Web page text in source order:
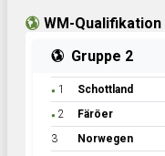
WM-Qualifikation
Gruppe 2
● 1 Schottland
● 2 Färöer
3 Norwegen